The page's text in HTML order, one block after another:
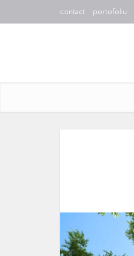
contact portofoliu